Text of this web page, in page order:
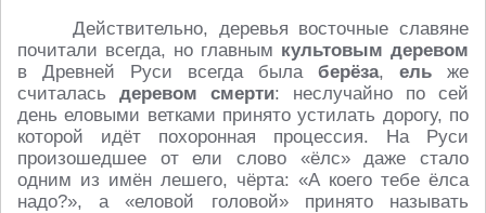
Действительно, деревья восточные славяне
почитали всегда, но главным культовым деревом
в Древней Руси всегда была берёза, ель же
считалась деревом смерти: неслучайно по сей
день еловыми ветками принято устилать дорогу, по
которой идёт похоронная процессия. На Руси
произошедшее от ели слово «ёлс» даже стало
одним из имён лешего, чёрта: «А коего тебе ёлса
надо?», а «еловой головой» принято называть